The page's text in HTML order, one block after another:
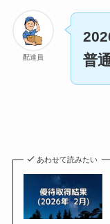
配達員 普
あわせて読みたい